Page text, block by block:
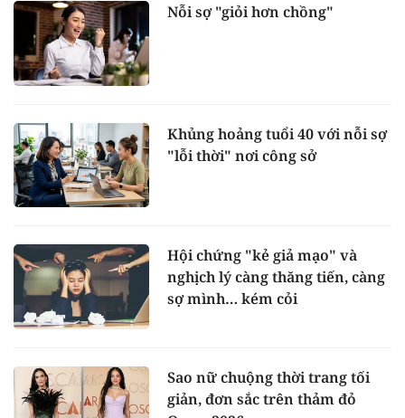
Nỗi sợ "giỏi hơn chồng"
Khủng hoảng tuổi 40 với nỗi sợ
"lỗi thời" nơi công sở
Hội chứng "kẻ giả mạo" và
nghịch lý càng thăng tiến, càng
sợ mình… kém cỏi
Sao nữ chuộng thời trang tối
giản, đơn sắc trên thảm đỏ